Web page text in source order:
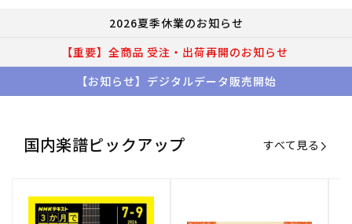
2026夏季休業のお知らせ
【重要】全商品 受注・出荷再開のお知らせ
【お知らせ】デジタルデータ販売開始
国内楽譜ピックアップ すべて見る